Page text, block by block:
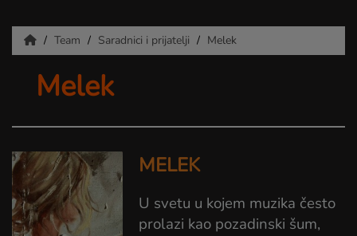
Team Saradnici i prijatelji Melek
Melek
MELEK
U svetu u kojem muzika često
prolazi kao pozadinski šum,